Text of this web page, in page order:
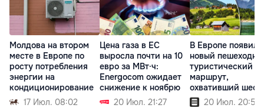
Молдова на втором
месте в Европе по
росту потребления
энергии на
кондиционирование
17 Июл. 08:02
Цена газа в ЕС
выросла почти на 10
евро за МВт·ч:
Energocom ожидает
снижение к ноябрю
20 Июл. 21:27
В Европе
новый
туристический
маршрут,
охвативший
стран20 Июл. 20:54